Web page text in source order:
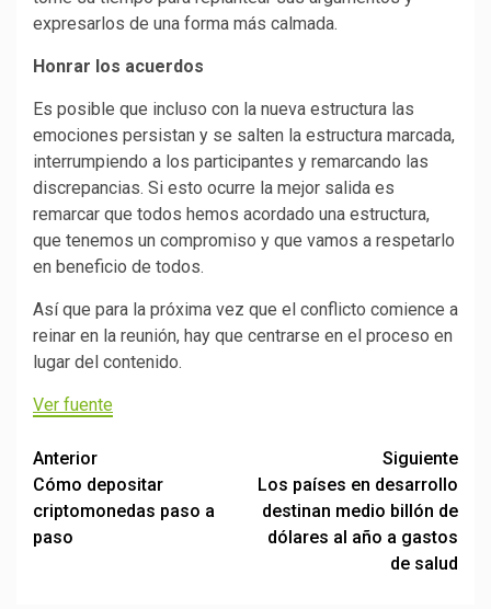
expresarlos de una forma más calmada.
Honrar los acuerdos
Es posible que incluso con la nueva estructura las
emociones persistan y se salten la estructura marcada,
interrumpiendo a los participantes y remarcando las
discrepancias. Si esto ocurre la mejor salida es
remarcar que todos hemos acordado una estructura,
que tenemos un compromiso y que vamos a respetarlo
en beneficio de todos.
Así que para la próxima vez que el conflicto comience a
reinar en la reunión, hay que centrarse en el proceso en
lugar del contenido.
Ver fuente
Post
navigation
Anterior
Cómo depositar
criptomonedas paso a
paso
Siguiente
Los países en desarrollo
destinan medio billón de
dólares al año a gastos
de salud